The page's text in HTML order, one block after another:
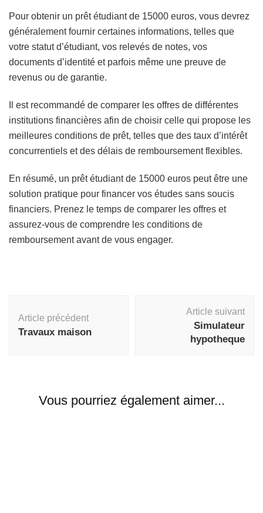
Pour obtenir un prêt étudiant de 15000 euros, vous devrez
généralement fournir certaines informations, telles que
votre statut d’étudiant, vos relevés de notes, vos
documents d’identité et parfois même une preuve de
revenus ou de garantie.
Il est recommandé de comparer les offres de différentes
institutions financières afin de choisir celle qui propose les
meilleures conditions de prêt, telles que des taux d’intérêt
concurrentiels et des délais de remboursement flexibles.
En résumé, un prêt étudiant de 15000 euros peut être une
solution pratique pour financer vos études sans soucis
financiers. Prenez le temps de comparer les offres et
assurez-vous de comprendre les conditions de
remboursement avant de vous engager.
d'article
Article précédent
Travaux maison
Article suivant
Simulateur
hypotheque
Vous pourriez également aimer...